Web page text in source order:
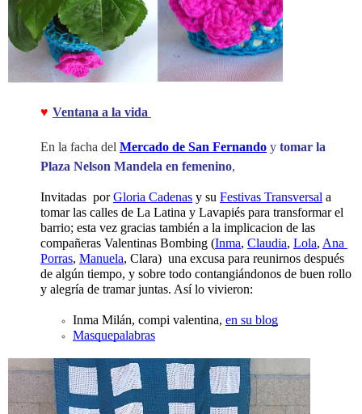
♥ Ventana a la vida
En la facha del Mercado de San Fernando y tomar la
Plaza Nelson Mandela en femenino,
Invitadas  por Gloria Cadenas y su Festivas Transversal a
tomar las calles de La Latina y Lavapiés para transformar el
barrio; esta vez gracias también a la implicacion de las
compañeras Valentinas Bombing (Inma, Claudia, Lola, Ana
Porras, Manuela, Clara)  una excusa para reunirnos después
de algún tiempo, y sobre todo contangiándonos de buen rollo
y alegría de tramar juntas. Así lo vivieron:
Inma Milán, compi valentina, en su blog
Masquepalabras